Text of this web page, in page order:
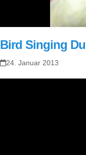
Bird Singing
24. Januar 2013